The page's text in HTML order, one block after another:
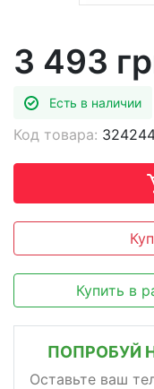
3 493
Есть в наличии
Код товара:
Купить в
ПОПРОБУЙ
Оставьте ваш